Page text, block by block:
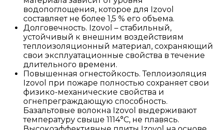
водопоглощения, которое для Izovol
составляет не более 1,5 % его объема.
Долговечность. Izovol – стабильный,
устойчивый к внешним воздействиям
теплоизоляционный материал, сохраняющий
свои эксплуатационные свойства в течение
длительного времени.
Повышенная огнестойкость. Теплоизоляция
Izovol при пожаре полностью сохраняет свои
физико-механические свойства и
огнепреграждающую способность.
Базальтовые волокна Izovol выдерживают
температуру свыше 1114°С, не плавясь.